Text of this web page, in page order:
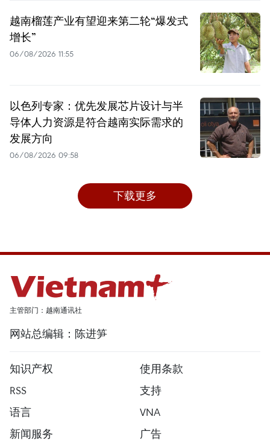
越南榴莲产业有望迎来第二轮“爆发式
增长”
06/08/2026 11:55
以色列专家：优先发展芯片设计与半
导体人力资源是符合越南实际需求的
发展方向
06/08/2026 09:58
下载更多
主管部门：越南通讯社
网站总编辑：陈进笋
知识产权
使用条款
RSS
支持
语言
VNA
新闻服务
广告